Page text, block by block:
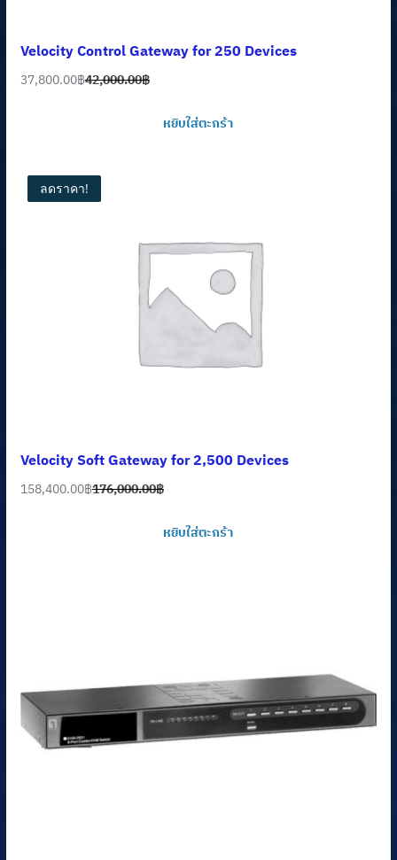
Velocity Control Gateway for 250 Devices
42,000.00฿
Original
37,800.00฿
Current
หยิบใส่ตะกร้า
ลดราคา!
Velocity Soft Gateway for 2,500 Devices
176,000.00฿
Original
158,400.00฿
Current
หยิบใส่ตะกร้า